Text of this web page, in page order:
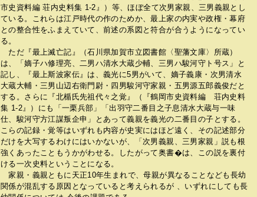
市史資料編 荘内史料集 1-2』）等、ほぼ全て次男家親、三男義親とし
ている。これらは江戸時代の作のためか、最上家の内実や政権・幕府
との整合性をふまえていて、前述の系図と符合が合うようになってい
る。
ただ『最上滅亡記』（石川県加賀市立図書館〈聖藩文庫〉所蔵）
は、「嫡子ハ修理亮、二男ハ清水大蔵少輔、三男ハ駿河守ト号ス」と
記し、『最上斯波家伝』は、義光に5男がいて、嫡子義康・次男清水
大蔵大輔・三男山辺右衛門尉・四男駿河守家親・五男源五郎義俊だと
する。さらに『北楯氏先祖代々之覚』（『鶴岡市史資料編 荘内史料
集 1-2』）にも「一栗兵部」「出羽守二番目之子息清水大蔵与一味
仕、駿河守方江謀叛企申」とあって義親を義光の二番目の子とする。
こらの記録・覚等はいずれも内容が史実にはほど遠く、その記述部分
だけを大写するわけにはいかないが、「次男義親、三男家親」説も根
強くあったこともうかがわせる。したがって奥書�は、この説を裏付
ける一次史料ということになる。
家親・義親ともに天正10年生まれで、母親が異なることなども長幼
関係が混乱する原因となっていると考えられるが 、いずれにしても長